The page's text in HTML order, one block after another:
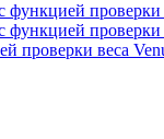
проверки
проверки
проверки веса